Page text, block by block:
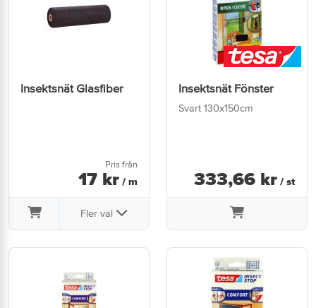
Insektsnät Glasfiber
Pris från
17 kr / m
Fler val
Insektsnät Fönster
Svart 130x150cm
333,66 kr / st